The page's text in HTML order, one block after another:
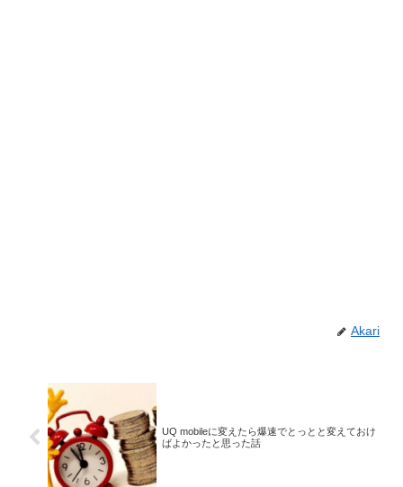
Akari
UQ mobileに変えたら爆速でとっとと変えておけ
ばよかったと思った話